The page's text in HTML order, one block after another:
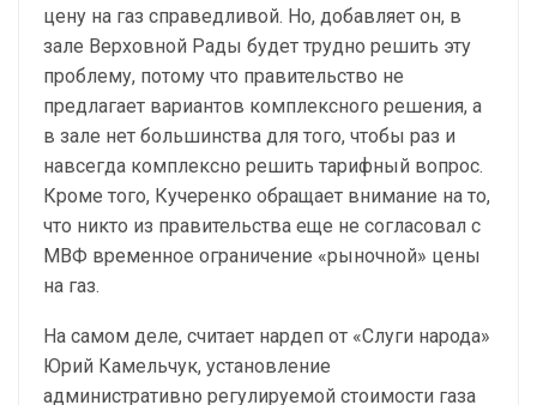
цену на газ справедливой. Но, добавляет он, в
зале Верховной Рады будет трудно решить эту
проблему, потому что правительство не
предлагает вариантов комплексного решения, а
в зале нет большинства для того, чтобы раз и
навсегда комплексно решить тарифный вопрос.
Кроме того, Кучеренко обращает внимание на то,
что никто из правительства еще не согласовал с
МВФ временное ограничение «рыночной» цены
на газ.
На самом деле, считает нардеп от «Слуги народа»
Юрий Камельчук, установление
административно регулируемой стоимости газа